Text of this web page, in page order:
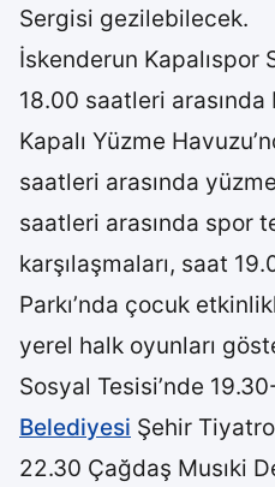
Sergisi gezilebilecek.
İskenderun Kapalıspor
18.00 saatleri arasında
Kapalı Yüzme
saatleri arasında
saatleri arasında spor
karşılaşmaları, saat
Parkı’nda çocuk
yerel halk oyunları
Sosyal Tesisi’nde
Belediyesi Şehir
22.30 Çağdaş Musıki